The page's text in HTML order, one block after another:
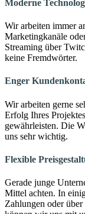
Moderne
Wir arbeiten immer
Marketingkanäle
Streaming über
keine Fremdwörter.
Enger
Wir arbeiten gerne
Erfolg Ihres
gewährleisten. Die
uns sehr wichtig.
Flexible
Gerade junge
Mittel achten. In
Zahlungen oder